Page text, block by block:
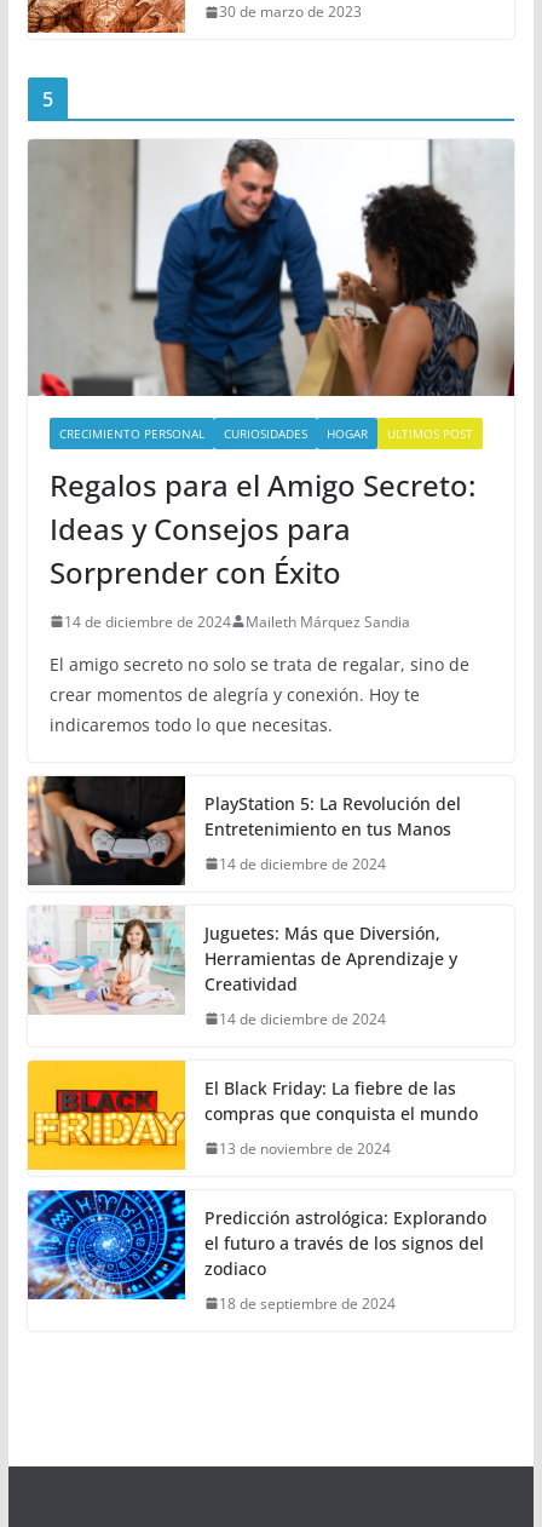
30 de marzo de 2023
5
CRECIMIENTO PERSONAL CURIOSIDADES HOGAR ULTIMOS POST
Regalos para el Amigo Secreto:
Ideas y Consejos para
Sorprender con Éxito
14 de diciembre de 2024 Maileth Márquez Sandia
El amigo secreto no solo se trata de regalar, sino de
crear momentos de alegría y conexión. Hoy te
indicaremos todo lo que necesitas.
PlayStation 5: La Revolución del
Entretenimiento en tus Manos
14 de diciembre de 2024
Juguetes: Más que Diversión,
Herramientas de Aprendizaje y
Creatividad
14 de diciembre de 2024
El Black Friday: La fiebre de las
compras que conquista el mundo
13 de noviembre de 2024
Predicción astrológica: Explorando
el futuro a través de los signos del
zodiaco
18 de septiembre de 2024